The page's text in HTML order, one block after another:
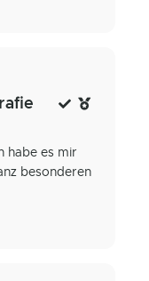
habe es mir
besonderen